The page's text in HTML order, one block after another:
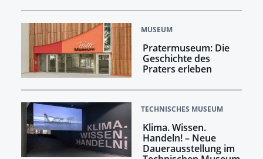
MUSEUM
Pratermuseum: Die
Geschichte des
Praters erleben
TECHNISCHES MUSEUM
Klima. Wissen.
Handeln! –​​​​​​​ Neue
Dauerausstellung im